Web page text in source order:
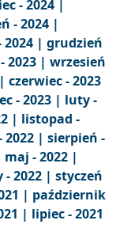
- 2024 |
- 2024 |
2024 | grudzień
2023 | wrzesień
czerwiec - 2023
- 2023 | luty -
| listopad -
2022 | sierpień -
maj - 2022 |
- 2022 | styczeń
| październik
| lipiec - 2021